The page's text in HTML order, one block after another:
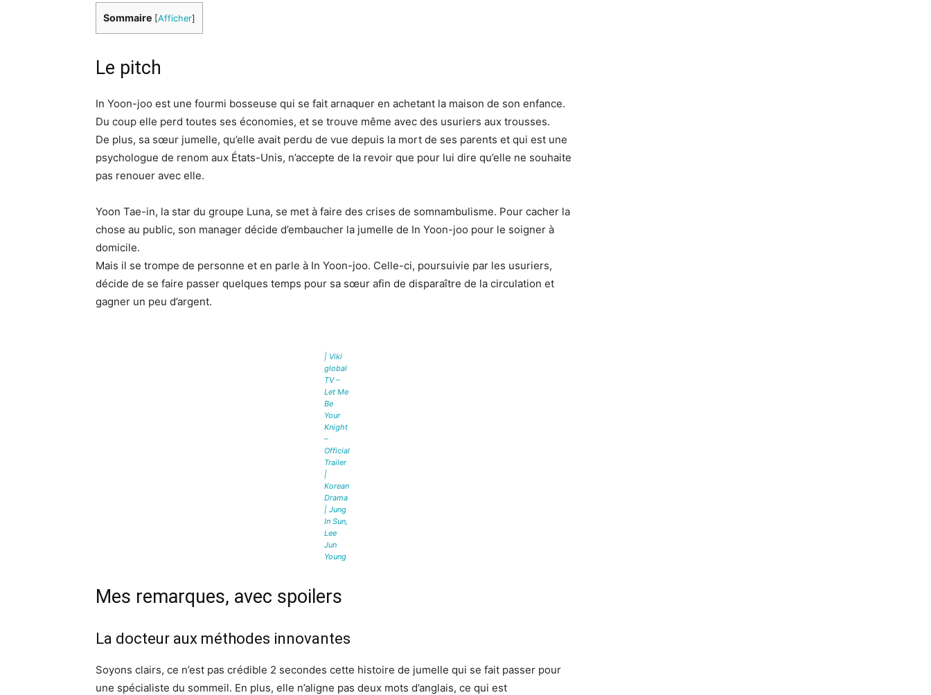
Sommaire [Afficher]
Le pitch
In Yoon-joo est une fourmi bosseuse qui se fait arnaquer en achetant la maison de son enfance.
Du coup elle perd toutes ses économies, et se trouve même avec des usuriers aux trousses.
De plus, sa sœur jumelle, qu’elle avait perdu de vue depuis la mort de ses parents et qui est une
psychologue de renom aux États-Unis, n’accepte de la revoir que pour lui dire qu’elle ne souhaite
pas renouer avec elle.
Yoon Tae-in, la star du groupe Luna, se met à faire des crises de somnambulisme. Pour cacher la
chose au public, son manager décide d’embaucher la jumelle de In Yoon-joo pour le soigner à
domicile.
Mais il se trompe de personne et en parle à In Yoon-joo. Celle-ci, poursuivie par les usuriers,
décide de se faire passer quelques temps pour sa sœur afin de disparaître de la circulation et
gagner un peu d’argent.
| Viki
global
TV –
Let Me
Be
Your
Knight
–
Official
Trailer
|
Korean
Drama
| Jung
In Sun,
Lee
Jun
Young
Mes remarques, avec spoilers
La docteur aux méthodes innovantes
Soyons clairs, ce n’est pas crédible 2 secondes cette histoire de jumelle qui se fait passer pour
une spécialiste du sommeil. En plus, elle n’aligne pas deux mots d’anglais, ce qui est